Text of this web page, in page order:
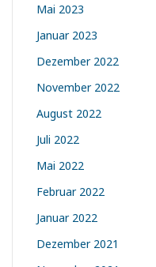
Mai 2023
Januar 2023
Dezember 2022
November 2022
August 2022
Juli 2022
Mai 2022
Februar 2022
Januar 2022
Dezember 2021